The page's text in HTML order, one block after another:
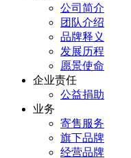
公司简介
团队介绍
品牌释义
发展历程
愿景使命
企业责任
公益捐助
业务
寄售服务
旗下品牌
经营品牌